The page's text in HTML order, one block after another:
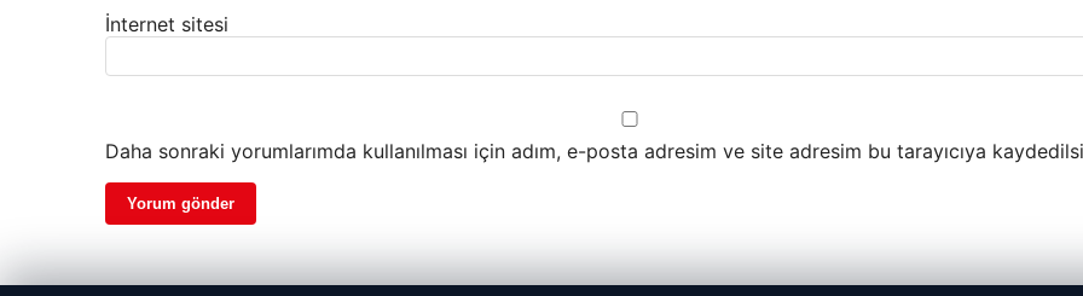
İnternet sitesi
Daha sonraki yorumlarımda kullanılması için adım, e-posta adresim ve site adresim bu tarayıcıya